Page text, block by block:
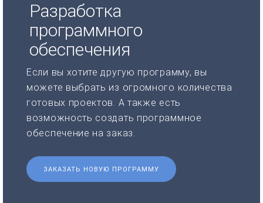
Разработка
программного
обеспечения
Если вы хотите другую программу, вы
можете выбрать из огромного количества
готовых проектов. А также есть
возможность создать программное
обеспечение на заказ.
ЗАКАЗАТЬ НОВУЮ ПРОГРАММУ